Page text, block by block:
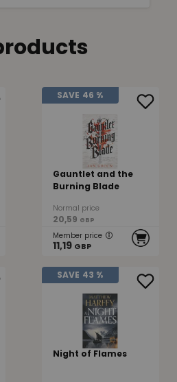
SAVE 46 %
Gauntlet and the
Burning Blade
Normal price
20,59 GBP
Member price
11,19 GBP
SAVE 43 %
Night of Flames